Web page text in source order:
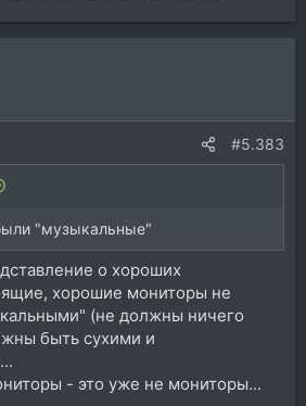
#5.383
"музыкальные"
о хороших
хорошие мониторы не
(не должны ничего
быть сухими и
- это уже не мониторы...